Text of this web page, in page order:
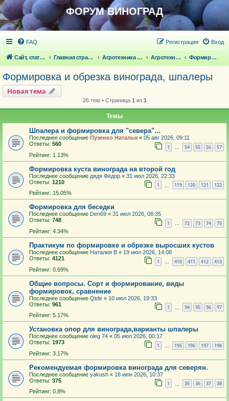
ФОРУМ ВИНОГРАД
FAQ Вход
Регистрация
Сайт, статьи Главная страница Агротехника выращивания винограда Агротехника выращивания винограда Формировка и обрезка винограда, шпалеры
Формировка и обрезка винограда, шпалеры
Новая тема
26 тем • Страница 1 из 1
Темы
Шпалера и формировка для "севера"...
Последнее сообщение Пузенко Наталья « 05 авг 2026, 09:11
Ответы: 560 1 … 54 55 56 57
Рейтинг: 1.13%
Формировка куста винограда на второй год
Последнее сообщение дядя Фёдор « 31 июл 2026, 22:33
Ответы: 1210 1 119 120 121 122
Рейтинг: 15.05%
Формировка для беседки
Последнее сообщение Den69 « 31 июл 2026, 08:35
Ответы: 748 1 … 72 73 74 75
Рейтинг: 4.34%
Практикум по формировке и обрезке выросших кустов
Последнее сообщение Наталия В « 19 июл 2026, 14:08
Ответы: 4121 1 … 410 411 412 413
Рейтинг: 0.69%
Общие вопросы. Сорт и формирование, виды
формировок, сравнение
Последнее сообщение Qtde « 10 июл 2026, 19:33
Ответы: 961 1 94 95 96 97
Рейтинг: 5.17%
Установка опор для винограда,варианты шпалеры
Последнее сообщение oleg 74 « 05 июл 2026, 00:17
Ответы: 1973 1 … 195 196 197 198
Рейтинг: 3.17%
Рекомендуемая формировка винограда для северян.
Последнее сообщение yakush « 18 июн 2026, 10:37
Ответы: 375 1 35 36 37 38
Рейтинг: 0.8%